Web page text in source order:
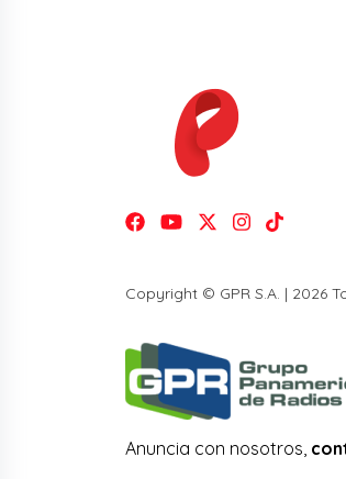
Copyright © GPR S.A. | 2026
Anuncia con nosotros,